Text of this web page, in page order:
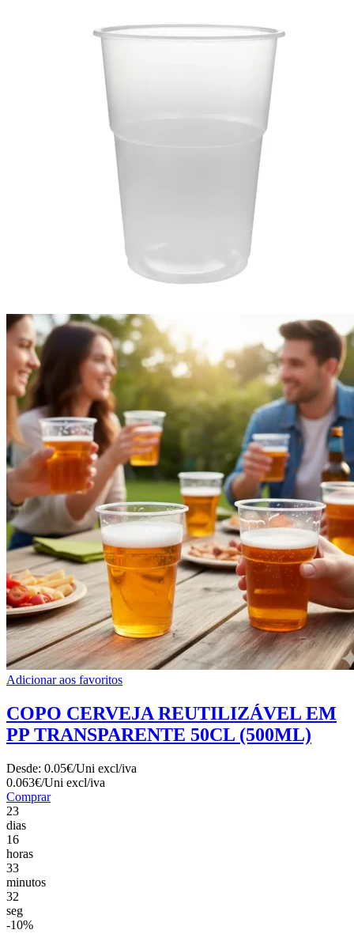
Adicionar aos favoritos
COPO CERVEJA REUTILIZÁVEL EM
PP TRANSPARENTE 50CL (500ML)
Desde: 0.05€/Uni excl/iva
0.063€/Uni excl/iva
Comprar
23
dias
16
horas
33
minutos
30
seg
-10%